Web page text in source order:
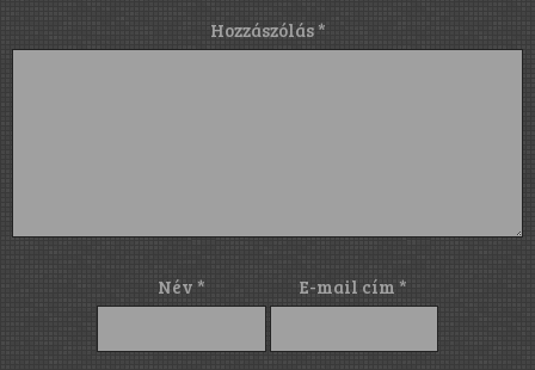
Hozzászólás *
Név * E-mail cím*